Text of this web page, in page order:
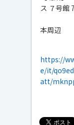
ス ７号館
（2日
本周辺
（3日
https://
e/it/
att/